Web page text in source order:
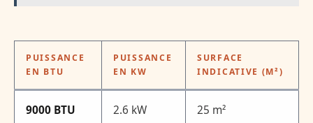
PUISSANCE
EN BTU
PUISSANCE
EN KW
SURFACE
INDICATIVE (M²)
9000 BTU 2.6 kW 25 m²